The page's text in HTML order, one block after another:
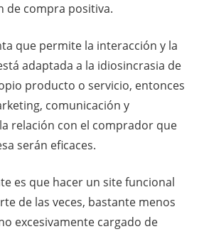
de compra positiva.
que permite la interacción y la
adaptada a la idiosincrasia de
producto o servicio, entonces
comunicación y
relación con el comprador que
serán eficaces.
es que hacer un site funcional
de las veces, bastante menos
excesivamente cargado de